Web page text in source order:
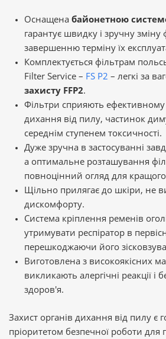
Оснащена байонетною
гарантує швидку і зручну зміну
завершенню терміну їх
Комплектується фільтрам
Filter Service – FS P2 – легкі за
захисту FFP2.
Фільтри сприяють ефективному
дихання від пилу, частинок
середнім ступенем токсичності.
Дуже зручна в застосуванні
а оптимальне розташування
повноцінний огляд для
Щільно прилягає до шкіри, не
дискомфорту.
Система кріплення ременів
утримувати респіратор в
перешкоджаючи його
Виготовлена з високоякісних
викликають алергічні реакції і
здоров'я.
Захист органів дихання від пилу є
пріоритетом безпечної роботи для